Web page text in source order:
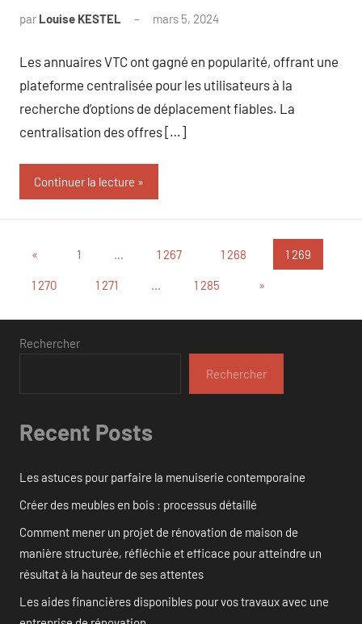
par Louise KESTEL mars 5, 2024
Les annuaires VTC ont gagné en popularité, offrant une
plateforme centralisée pour les utilisateurs à la
recherche d’options de déplacement fiables. La
centralisation des offres […]
Continuer la lecture
Pagination
des
publications
« Publications
1 … 1 267 1 268 1 269
1 270 1 271 … 1 285
Articles
»
Rechercher
Rechercher
Recent Posts
Les astuces pour parfaire la menuiserie contemporaine
Créer des meubles en bois : processus détaillé
Comment mener un projet de rénovation de maison de
manière structurée, réfléchie et efficace pour atteindre un
résultat à la hauteur de ses attentes
Les aides financières disponibles pour vos travaux avec une